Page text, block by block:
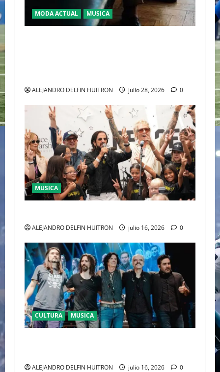
MODA ACTUAL MUSICA
ALEJANDRO DELFIN HUITRON julio 28, 2026 0
MUSICA
ALEJANDRO DELFIN HUITRON julio 16, 2026 0
CULTURA MUSICA
ALEJANDRO DELFIN HUITRON julio 16, 2026 0